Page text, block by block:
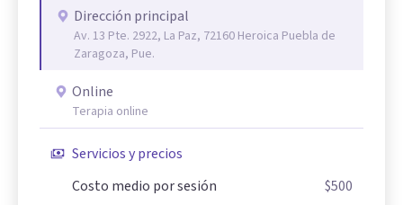
Dirección principal
Av. 13 Pte. 2922, La Paz, 72160 Heroica Puebla de
Zaragoza, Pue.
Online
Terapia online
Servicios y precios
Costo medio por sesión
$500